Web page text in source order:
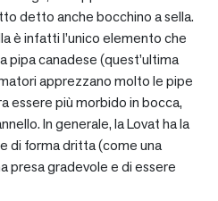
detto anche bocchino a sella.
è infatti l’unico elemento che
pipa canadese (quest’ultima
apprezzano molto le pipe
essere più morbido in bocca,
In generale, la Lovat ha la
di forma dritta (come una
presa gradevole e di essere